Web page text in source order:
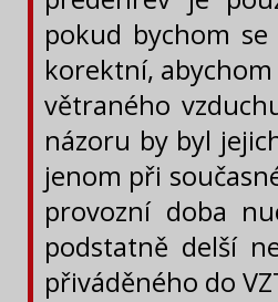
pokud bychom
korektní,
větraného
názoru by byl
jenom při
provozní doba
podstatně delší
přiváděného do